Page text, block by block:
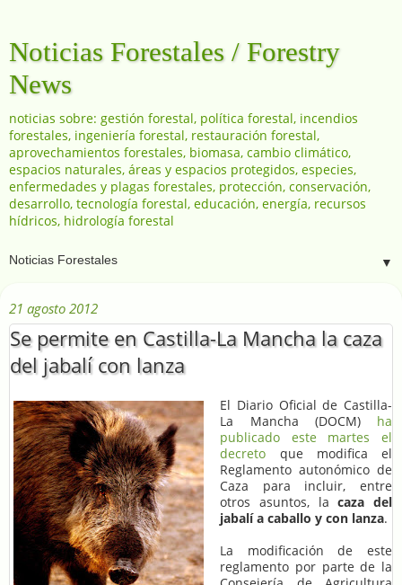
Noticias Forestales / Forestry
News
noticias sobre: gestión forestal, política forestal, incendios
forestales, ingeniería forestal, restauración forestal,
aprovechamientos forestales, biomasa, cambio climático,
espacios naturales, áreas y espacios protegidos, especies,
enfermedades y plagas forestales, protección, conservación,
desarrollo, tecnología forestal, educación, energía, recursos
hídricos, hidrología forestal
▼
21 agosto 2012
Se permite en Castilla-La Mancha la caza
del jabalí con lanza
El Diario Oficial de Castilla-
La Mancha (DOCM) ha
publicado este martes el
decreto que modifica el
Reglamento autonómico de
Caza para incluir, entre
otros asuntos, lacaza del
jabalí a caballo y con lanza.
La modificación de este
reglamento por parte de la